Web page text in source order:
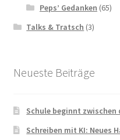
Peps’ Gedanken (65)
Talks & Tratsch (3)
Neueste Beiträge
Schule beginnt zwischen
Schreiben mit KI: Neues